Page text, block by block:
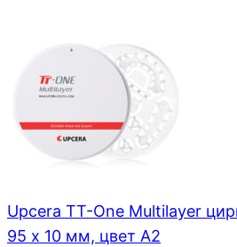
Upcera TT-One Multilayer
95 x 10 мм, цвет A2